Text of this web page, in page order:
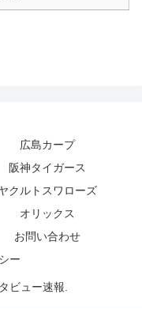
広島カープ
阪神タイガース
クルトスワローズ
オリックス
お問い合わせ
ー
ビュー速報.